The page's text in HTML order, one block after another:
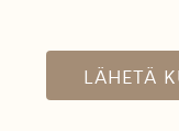
LÄHETÄ